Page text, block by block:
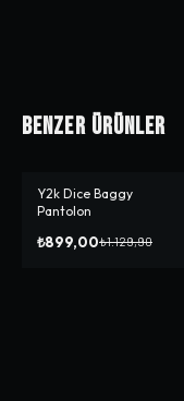
Benzer Ürünler
-%20
Y2k Dice Baggy
Pantolon
₺899,00₺1.129,90